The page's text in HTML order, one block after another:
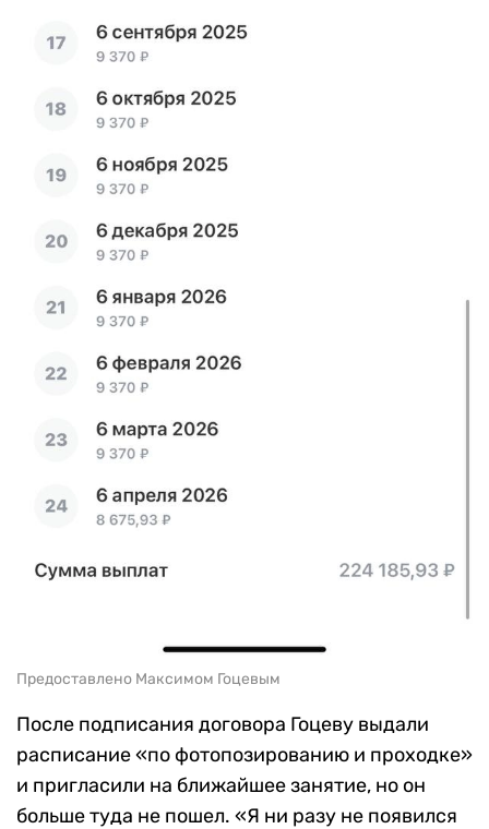
Предоставлено Максимом Гоцевым
После подписания договора Гоцеву выдали
расписание «по фотопозированию и проходке»
и пригласили на ближайшее занятие, но он
больше туда не пошел. «Я ни разу не появился